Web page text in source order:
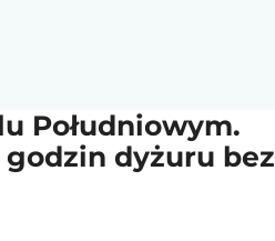
Południowym.
godzin dyżuru bez